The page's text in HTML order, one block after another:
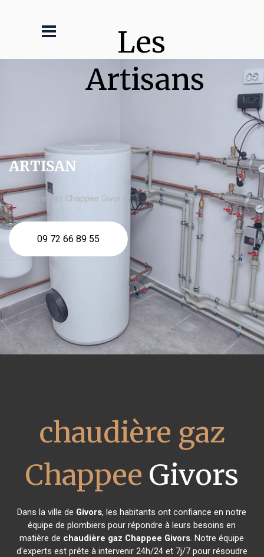
Les
Artisans
ARTISAN
chaudière gaz Chappee Givors
09 72 66 89 55
chaudière gaz
Chappee Givors
Dans la ville de Givors, les habitants ont confiance en notre
équipe de plombiers pour répondre à leurs besoins en
matière de chaudière gaz Chappee Givors. Notre équipe
d'experts est prête à intervenir 24h/24 et 7j/7 pour résoudre